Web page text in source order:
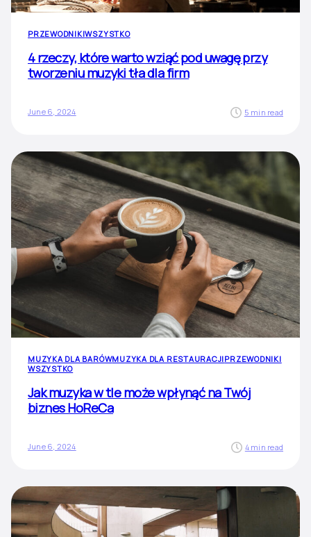
PRZEWODNIKIWSZYSTKO
4 rzeczy, które warto wziąć pod uwagę przy
tworzeniu muzyki tła dla firm
June 6, 2024 5 min read
MUZYKA DLA BARÓWMUZYKA DLA RESTAURACJIPRZEWODNIKI
WSZYSTKO
Jak muzyka w tle może wpłynąć na Twój
biznes HoReCa
June 6, 2024 4 min read